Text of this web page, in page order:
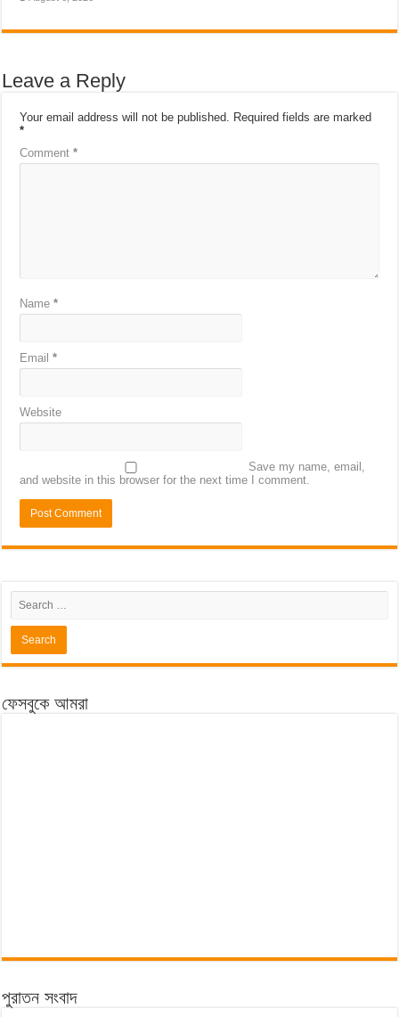
Leave a Reply
Your email address will not be published. Required fields are marked
*
Comment*
Name*
Email*
Website
Save my name, email,
and website in this browser for the next time I comment.
ফেসবুকে আমরা
পুরাতন সংবাদ